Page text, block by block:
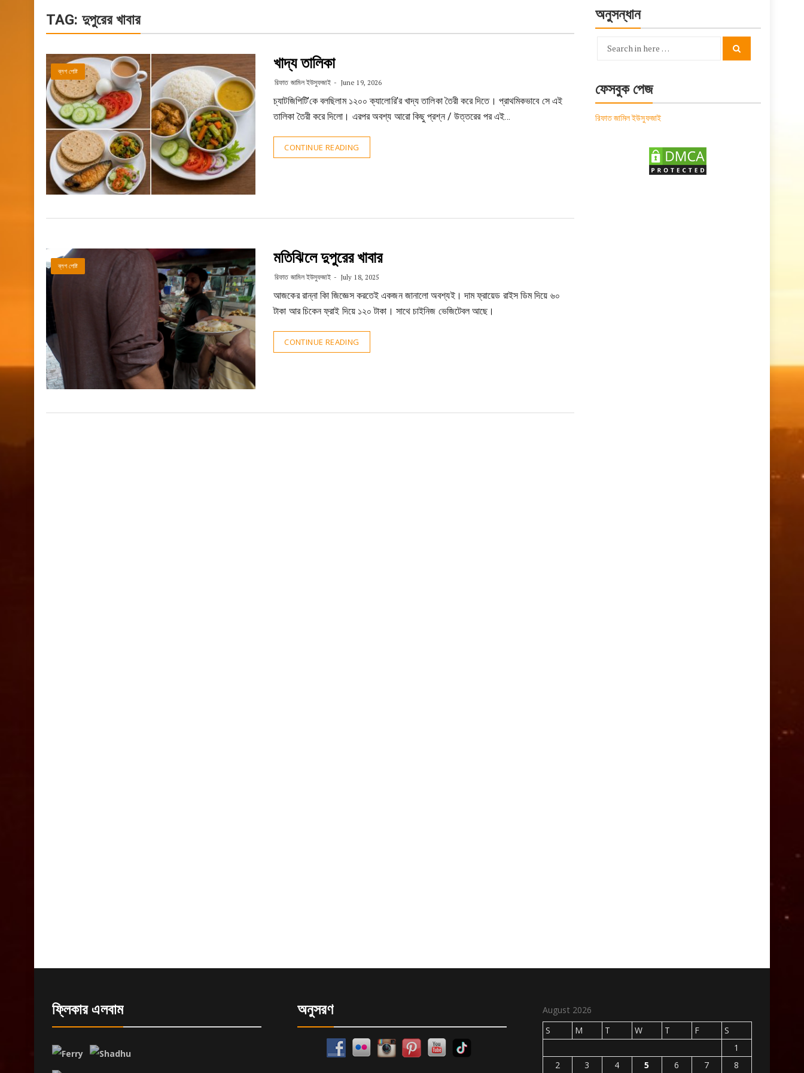
TAG:দুপুরের খাবার
ব্লগ পোষ্ট খাদ্য তালিকা
রিফাত জামিল ইউসুফজাই June 19, 2026
চ্যাটজিপিটি’কে বলছিলাম ১২০০ ক্যালোরি’র খাদ্য তালিকা তৈরী করে দিতে। প্রাথমিকভাবে সে এই
তালিকা তৈরী করে দিলো। এরপর অবশ্য আরো কিছু প্রশ্ন / উত্তরের পর এই…
CONTINUE READING
ব্লগ পোষ্ট মতিঝিলে দুপুরের খাবার
রিফাত জামিল ইউসুফজাই July 18, 2025
আজকের রান্না কিা জিজ্ঞেস করতেই একজন জানালো অবশ্যই। দাম ফ্রায়েড রাইস ডিম দিয়ে ৬০
টাকা আর চিকেন ফ্রাই দিয়ে ১২০ টাকা। সাথে চাইনিজ ভেজিটেবল আছে।
CONTINUE READING
অনুসন্ধান
Search
ফেসবুক পেজ
রিফাত জামিল ইউসুফজাই
ফ্লিকার এলবাম অনুসরণ
August 2026
S
M T W T F
S
1
2
3 4 5 6 7 8